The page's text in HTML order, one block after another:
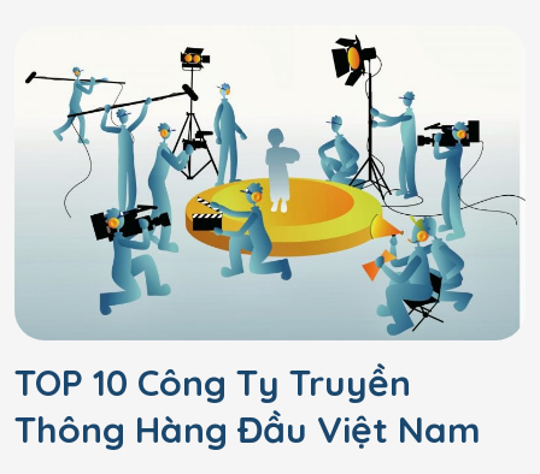
TOP 10 Công Ty Truyền
Thông Hàng Đầu Việt Nam